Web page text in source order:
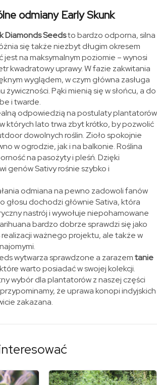
odmiany Early Skunk
Diamonds Seedsto bardzo odporna, silna
się także niezbyt długim okresem
jest na maksymalnym poziomie – wynosi
kwadratowy uprawy. W fazie zakwitania
wyglądem, w czym główna zasługa
Pąki mienią się w słońcu, a do
i twarde.
odpowiedzią na postulaty plantatorów
których lato trwa zbyt krótko, by pozwolić
dowolnych roślin. Zioło spokojnie
w ogrodzie, jak i na balkonie. Roślina
na pasożyty i pleśń. Dzięki
genów Sativy rośnie szybko i
odmiana na pewno zadowoli fanów
głosu dochodzi głównie Sativa, która
nastrój i wywołuje niepohamowane
bardzo dobrze sprawdzi się jako
ważnego projektu, ale także w
wytwarza sprawdzone a zarazemtanie
warto posiadać w swojej kolekcji.
wybór dla plantatorów z naszej części
że uprawa konopi indyjskich
zakazana.